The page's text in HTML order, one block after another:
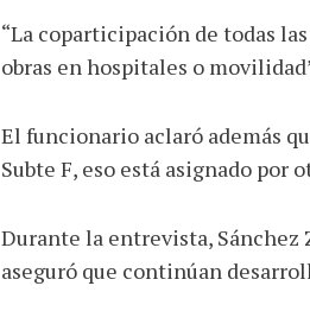
“La coparticipación de todas
obras en hospitales o
El funcionario aclaró además
Subte F, eso está asignado por
Durante la entrevista, Sánchez
aseguró que continúan